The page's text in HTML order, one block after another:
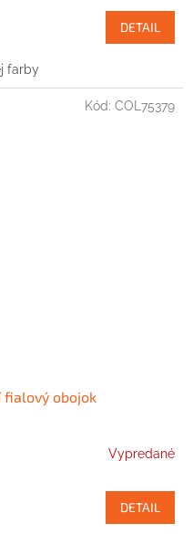
DETAIL
farby
fialový obojok
Vypredané
DETAIL
Kód: COL75379